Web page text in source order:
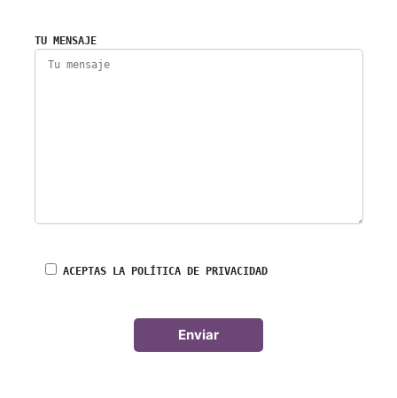
TU MENSAJE
ACEPTAS LA POLÍTICA DE PRIVACIDAD